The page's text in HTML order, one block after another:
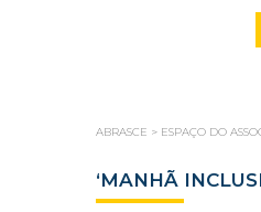
ABRASCE > ESPAÇO DO
‘MANHÃ